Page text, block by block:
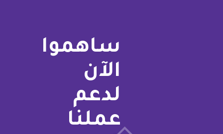
ساهموا
الآن
لدعم
عملنا